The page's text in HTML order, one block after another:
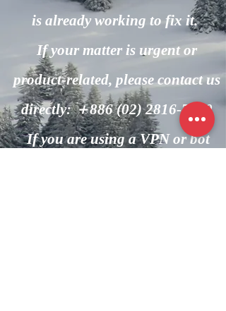
is already working to fix it.
If your matter is urgent or
product-related, please contact us
directly: ＋886(02) 2816-7600
If you are using a VPN or bot